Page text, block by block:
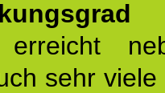
erreicht
sehr